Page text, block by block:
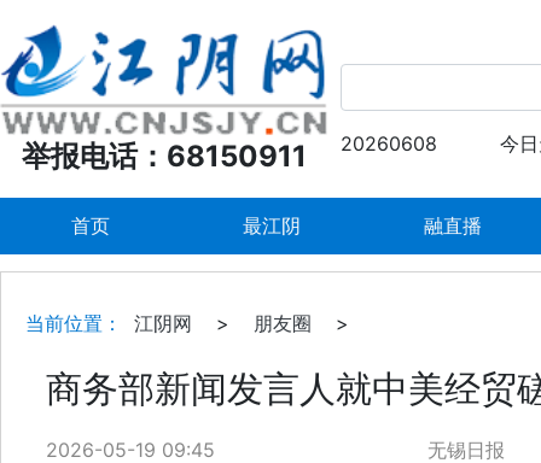
举报电话：68150911 20260608 今
首页 最江阴 融直播
当前位置： 江阴网 > 朋友圈 >
商务部新闻发言人就中美经贸
2026-05-19 09:45 无锡日报